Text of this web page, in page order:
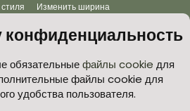
Изменить ширина
персональных данных
данных
Помощь Главная
обязательныефайлы cookie для
файлы cookie для
удобства пользователя.